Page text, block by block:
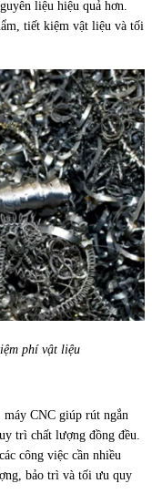
liệu hiệu quả hơn.
tiết kiệm vật liệu và tối
phí vật liệu
máy CNC giúp rút ngắn
trì chất lượng đồng đều.
công việc cần nhiều
bảo trì và tối ưu quy